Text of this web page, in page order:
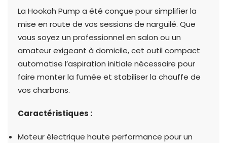
Chicha
La Hookah Pump a été conçue pour simplifier la
mise en route de vos sessions de narguilé. Que
vous soyez un professionnel en salon ou un
amateur exigeant à domicile, cet outil compact
automatise l’aspiration initiale nécessaire pour
faire monter la fumée et stabiliser la chauffe de
vos charbons.
Caractéristiques :
Moteur électrique haute performance pour un